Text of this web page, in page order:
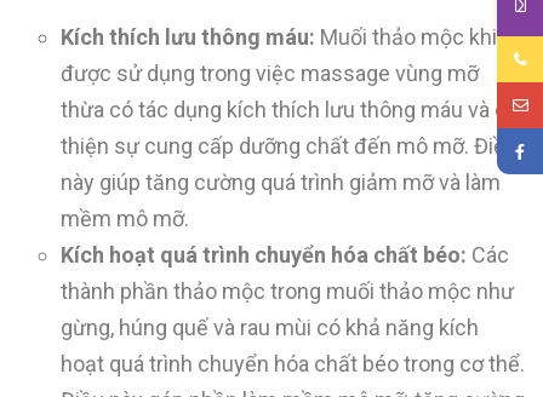
Kích thích lưu thông máu: Muối thảo mộc khi
được sử dụng trong việc massage vùng mỡ
thừa có tác dụng kích thích lưu thông máu và cải
thiện sự cung cấp dưỡng chất đến mô mỡ. Điều
này giúp tăng cường quá trình giảm mỡ và làm
mềm mô mỡ.
Kích hoạt quá trình chuyển hóa chất béo: Các
thành phần thảo mộc trong muối thảo mộc như
gừng, húng quế và rau mùi có khả năng kích
hoạt quá trình chuyển hóa chất béo trong cơ thể.